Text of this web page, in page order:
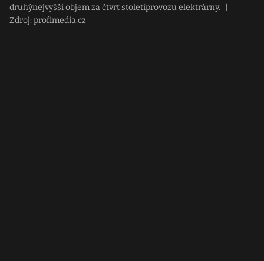
druhýnejvyšší objem za čtvrt stoletíprovozu elektrárny.
Zdroj: profimedia.cz